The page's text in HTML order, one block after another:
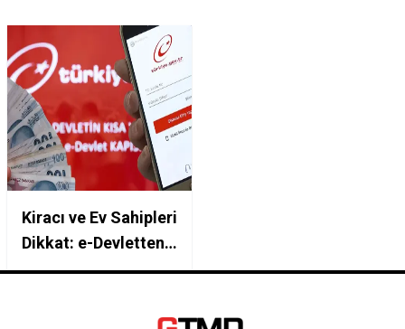
Kiracı ve Ev Sahipleri
Dikkat: e-Devletten
Başvuranın Hesabına
Desteği Yatıyor! İşte